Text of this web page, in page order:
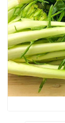
Passate
E
Conserve
Vini
E
Birre